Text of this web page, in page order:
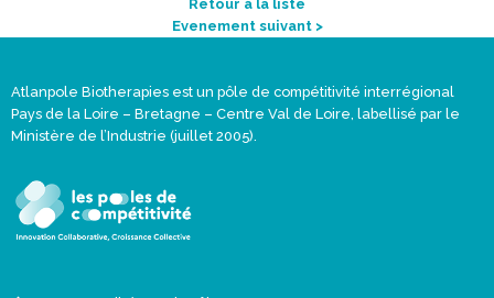
Retour à la liste
Evenement suivant >
Atlanpole Biotherapies est un pôle de compétitivité interrégional
Pays de la Loire – Bretagne – Centre Val de Loire, labellisé par le
Ministère de l’Industrie (juillet 2005).